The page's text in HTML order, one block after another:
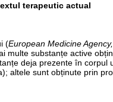
terapeutic actual
(European Medicine
multe substanțe active
deja prezente în
altele sunt obținute prin